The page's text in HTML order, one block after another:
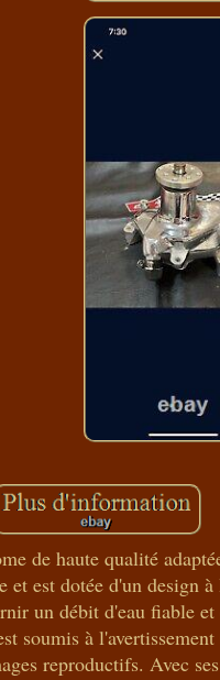
de haute qualité
et est dotée d'un
un débit d'eau fiable
soumis à
reproductifs. Avec